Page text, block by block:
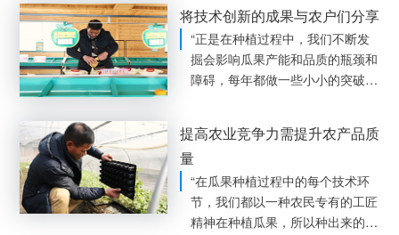
的甜瓜种植技术，希望他们也能够
多一条致富的途径。”张道衡坦
言。
将技术创新的成果与农户们分享
“正是在种植过程中，我们不断发
掘会影响瓜果产能和品质的瓶颈和
障碍，每年都做一些小小的突破，
续种植出高品质的瓜果。”张道衡
乐呵呵地说道。
提高农业竞争力需提升农产品质
量
“在瓜果种植过程中的每个技术环
节，我们都以一种农民专有的工匠
精神在种植瓜果，所以种出来的瓜